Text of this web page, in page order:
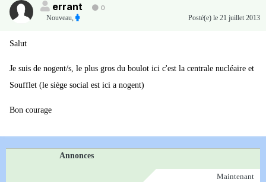
errant
0
Nouveau, Posté(e) le 21 juillet 2013
Salut
Je suis de nogent/s, le plus gros du boulot ici c'est la centrale nucléaire et
Soufflet (le siège social est ici a nogent)
Bon courage
Annonces
Maintenant